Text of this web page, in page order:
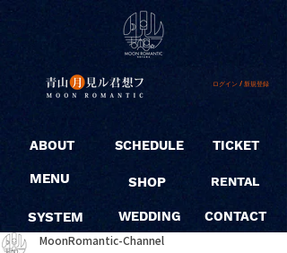
ログイン / 新規登録
ABOUT
MENU
SYSTEM
SCHEDULE
SHOP
WEDDING
TICKET
RENTAL
CONTACT
MoonRomantic-Channel